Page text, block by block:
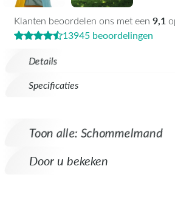
Details
Specificaties
Klanten beoordelen ons met een 9,1
13945 beoordelingen
Toon alle: Schommelmand
Door u bekeken